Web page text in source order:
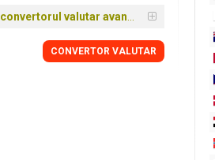
convertorul valutar avansat
CONVERTOR VALUTAR